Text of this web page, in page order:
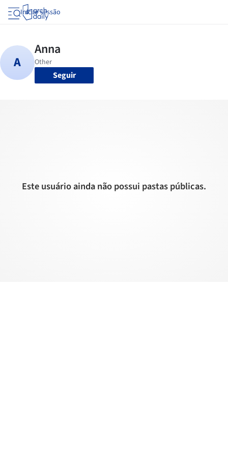
Iniciar sessão
Seguir
Este usuário ainda não possui pastas públicas.